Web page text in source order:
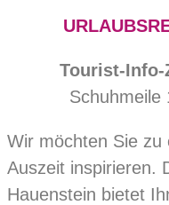
Tourist-Info-
Schuhmeile
Wir möchten Sie zu
Auszeit inspirieren.
Hauenstein bietet